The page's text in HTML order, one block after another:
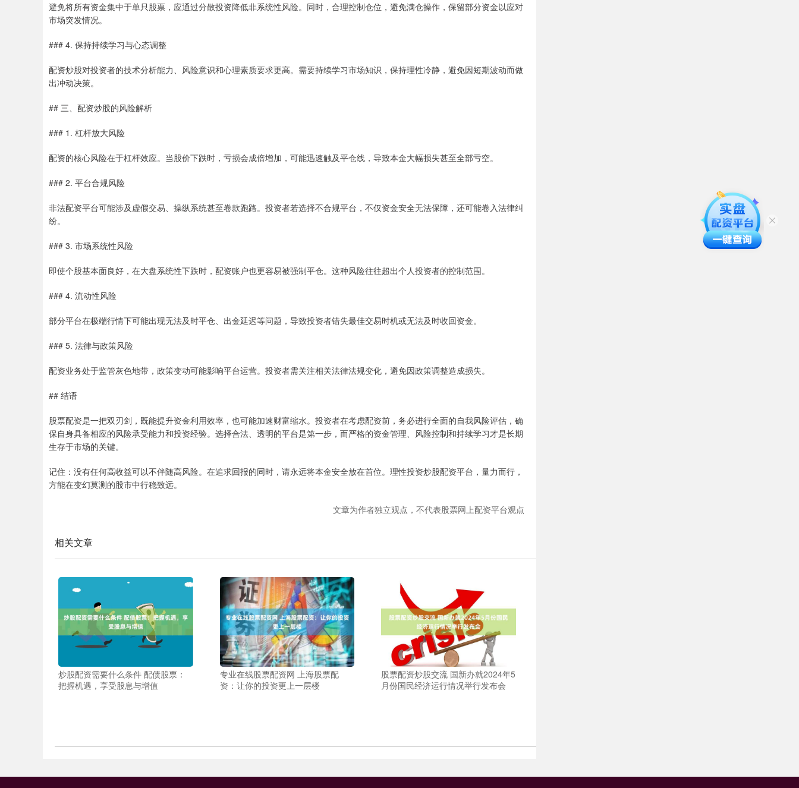
避免将所有资金集中于单只股票，应通过分散投资降低非系统性风险。同时，合理控制仓位，避免满仓操作，保留部分资金以应对
市场突发情况。
### 4. 保持持续学习与心态调整
配资炒股对投资者的技术分析能力、风险意识和心理素质要求更高。需要持续学习市场知识，保持理性冷静，避免因短期波动而做
出冲动决策。
## 三、配资炒股的风险解析
### 1. 杠杆放大风险
配资的核心风险在于杠杆效应。当股价下跌时，亏损会成倍增加，可能迅速触及平仓线，导致本金大幅损失甚至全部亏空。
### 2. 平台合规风险
非法配资平台可能涉及虚假交易、操纵系统甚至卷款跑路。投资者若选择不合规平台，不仅资金安全无法保障，还可能卷入法律纠
纷。
### 3. 市场系统性风险
即使个股基本面良好，在大盘系统性下跌时，配资账户也更容易被强制平仓。这种风险往往超出个人投资者的控制范围。
### 4. 流动性风险
部分平台在极端行情下可能出现无法及时平仓、出金延迟等问题，导致投资者错失最佳交易时机或无法及时收回资金。
### 5. 法律与政策风险
配资业务处于监管灰色地带，政策变动可能影响平台运营。投资者需关注相关法律法规变化，避免因政策调整造成损失。
## 结语
股票配资是一把双刃剑，既能提升资金利用效率，也可能加速财富缩水。投资者在考虑配资前，务必进行全面的自我风险评估，确
保自身具备相应的风险承受能力和投资经验。选择合法、透明的平台是第一步，而严格的资金管理、风险控制和持续学习才是长期
生存于市场的关键。
记住：没有任何高收益可以不伴随高风险。在追求回报的同时，请永远将本金安全放在首位。理性投资炒股配资平台，量力而行，
方能在变幻莫测的股市中行稳致远。
文章为作者独立观点，不代表股票网上配资平台观点
相关文章
炒股配资需要什么条件 配债股票：
把握机遇，享受股息与增值
专业在线股票配资网 上海股票配
资：让你的投资更上一层楼
股票配资炒股交流 国新办就2024年5
月份国民经济运行情况举行发布会